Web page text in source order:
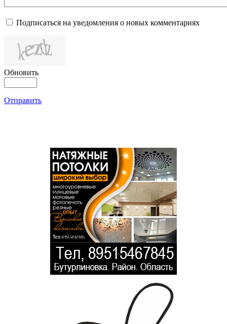
Подписаться на уведомления о новых комментариях
Обновить
Отправить